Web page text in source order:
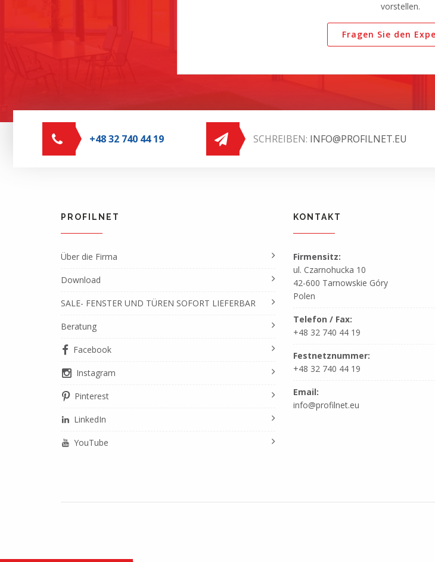
vorstellen.
Fragen Sie den
+48 32 740 44 19 SCHREIBEN: INFO@PROFILNET.EU
PROFILNET
Über die Firma
Download
SALE- FENSTER UND TÜREN SOFORT LIEFERBAR
Beratung
Facebook
Instagram
Pinterest
LinkedIn
YouTube
KONTAKT
Firmensitz:
ul. Czarnohucka 10
42-600 Tarnowskie Góry
Polen
Telefon / Fax:
+48 32 740 44 19
Festnetznummer:
+48 32 740 44 19
Email:
info@profilnet.eu